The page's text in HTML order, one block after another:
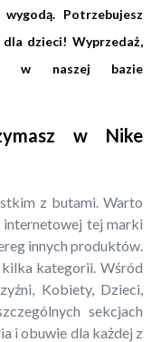
Potrzebujesz
dzieci! Wyprzedaż,
w naszej bazie
w Nike
z butami. Warto
internetowej tej marki
innych produktów.
kategorii. Wśród
Kobiety, Dzieci,
sekcjach
i obuwie dla każdej z